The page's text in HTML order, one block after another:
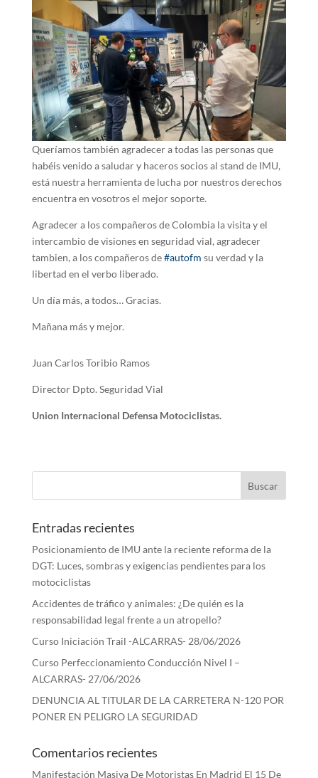
Queríamos también agradecer a todas las personas que
habéis venido a saludar y haceros socios al stand de IMU,
está nuestra herramienta de lucha por nuestros derechos
encuentra en vosotros el mejor soporte.
Agradecer a los compañeros de Colombia la visita y el
intercambio de visiones en seguridad vial, agradecer
tambien, a los compañeros de#autofm su verdad y la
libertad en el verbo liberado.
Un día más, a todos… Gracias.
Mañana más y mejor.
Juan Carlos Toribio Ramos
Director Dpto. Seguridad Vial
Union Internacional Defensa Motociclistas.
Entradas recientes
Posicionamiento de IMU ante la reciente reforma de la
DGT: Luces, sombras y exigencias pendientes para los
motociclistas
Accidentes de tráfico y animales: ¿De quién es la
responsabilidad legal frente a un atropello?
Curso Iniciación Trail -ALCARRAS- 28/06/2026
Curso Perfeccionamiento Conducción Nivel I –
ALCARRAS- 27/06/2026
DENUNCIA AL TITULAR DE LA CARRETERA N-120 POR
PONER EN PELIGRO LA SEGURIDAD
Comentarios recientes
Manifestación Masiva De Motoristas En Madrid El 15 De